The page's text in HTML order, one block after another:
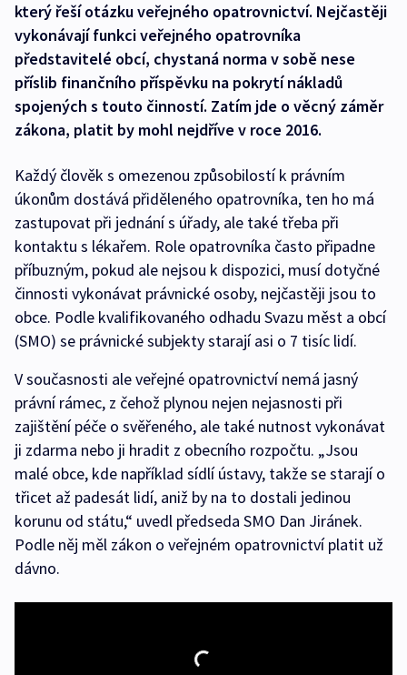
který řeší otázku veřejného opatrovnictví. Nejčastěji
vykonávají funkci veřejného opatrovníka
představitelé obcí, chystaná norma v sobě nese
příslib finančního příspěvku na pokrytí nákladů
spojených s touto činností. Zatím jde o věcný záměr
zákona, platit by mohl nejdříve v roce 2016.
Každý člověk s omezenou způsobilostí k právním
úkonům dostává přiděleného opatrovníka, ten ho má
zastupovat při jednání s úřady, ale také třeba při
kontaktu s lékařem. Role opatrovníka často připadne
příbuzným, pokud ale nejsou k dispozici, musí dotyčné
činnosti vykonávat právnické osoby, nejčastěji jsou to
obce. Podle kvalifikovaného odhadu Svazu měst a obcí
(SMO) se právnické subjekty starají asi o 7 tisíc lidí.
V současnosti ale veřejné opatrovnictví nemá jasný
právní rámec, z čehož plynou nejen nejasnosti při
zajištění péče o svěřeného, ale také nutnost vykonávat
ji zdarma nebo ji hradit z obecního rozpočtu. „Jsou
malé obce, kde například sídlí ústavy, takže se starají o
třicet až padesát lidí, aniž by na to dostali jedinou
korunu od státu,“ uvedl předseda SMO Dan Jiránek.
Podle něj měl zákon o veřejném opatrovnictví platit už
dávno.